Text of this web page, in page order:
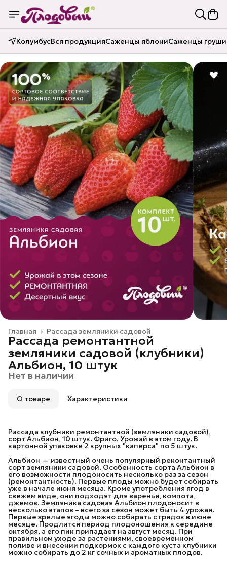
КолумбусВся продукцияСаженцы яблониСаженцы груши
Рассада земляники садовой
Главная ›
Рассада ремонтантной
земляники садовой (клубники)
Альбион, 10 штук
Нет в наличии
О товаре Характеристики
Рассада клубники ремонтантной (земляники садовой),
сорт Альбион, 10 штук. Фриго. Урожай в этом году. В
картонной упаковке 2 крупных "каперса" по 5 штук.
Альбион — известный очень популярный реконтантный
сорт земляники садовой. Особенность сорта Альбион в
его возможности плодоносить несколько раз за сезон
(ремонтантность). Первые плоды можно будет собирать
уже в начале июня месяца. Кроме употребления ягод в
свежем виде, они подходят для варенья, компота,
джемов. Земляника садовая Альбион плодоносит в
несколько этапов – всего за сезон может быть 4 урожая.
Первые зрелые ягоды можно собирать с грядок в июне
месяце. Продлится период плодоношения к середине
октября, а его пик припадает на август месяц. При
правильном уходе за растениями, своевременном
поливе и внесении подкормок с каждого куста клубники
можно собирать до 2 кг сочных и ароматных плодов.